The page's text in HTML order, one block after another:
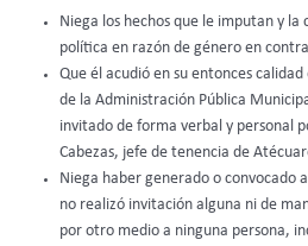
Niega los hechos que le imputan y la
política en razón de género en
Que él acudió en su entonces
de la Administración Pública
invitado de forma verbal y personal
Cabezas, jefe de tenencia de
Niega haber generado o convocado
no realizó invitación alguna ni de
por otro medio a ninguna persona,